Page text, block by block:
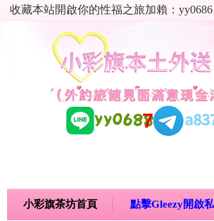
收藏本站開啟你的性福之旅加賴：
小彩旗茶坊首頁 點擊Gleezy開啟